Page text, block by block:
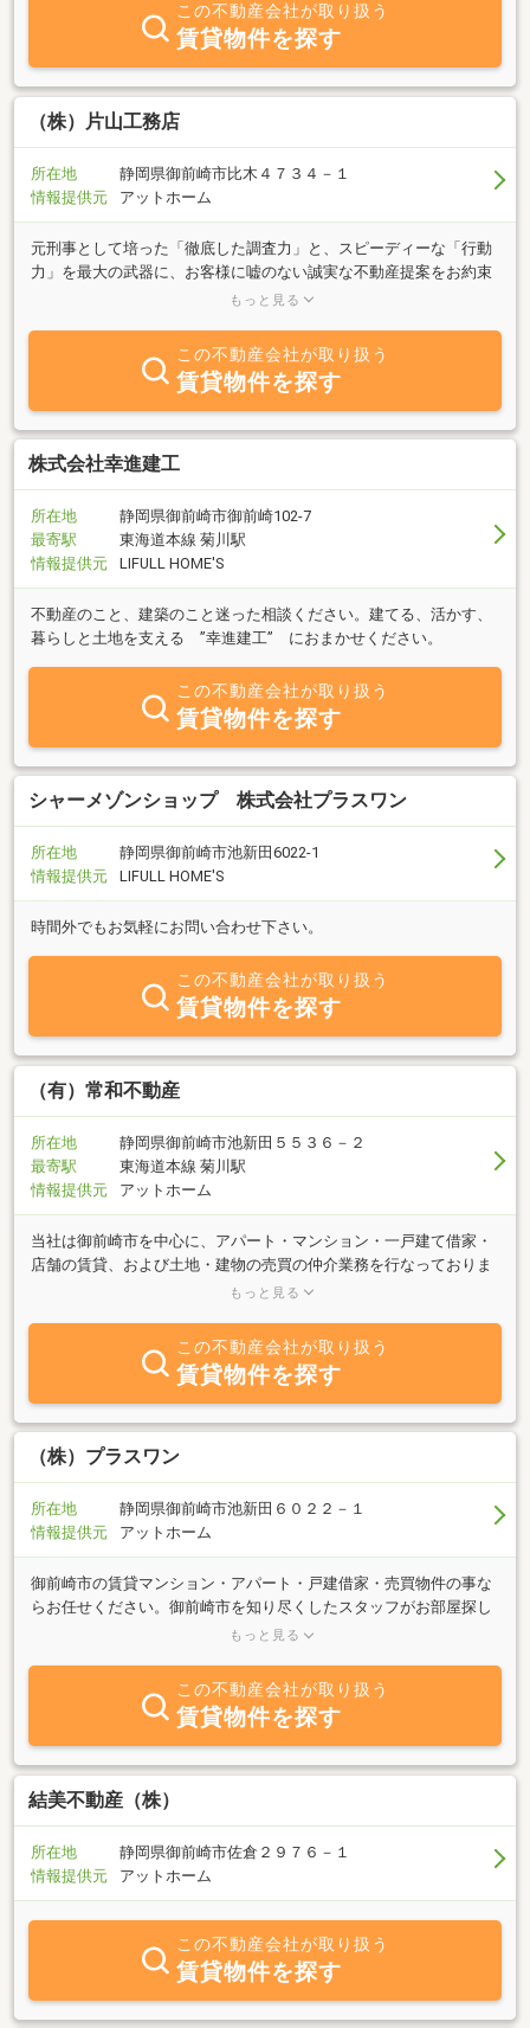
この不動産会社が取り扱う
賃貸物件を探す
（株）片山工務店
所在地
静岡県御前崎市比木４７３４－１
情報提供元
アットホーム
元刑事として培った「徹底した調査力」と、スピーディーな「行動
力」を最大の武器に、お客様に嘘のない誠実な不動産提案をお約束
します。戸建てや土地などの一般的な不動産売買にとどまらず、海
向けた「投資用物件」の取り扱いも得意としております。さらに、
不動産仲介だけで終わらないのが当社の強みです。中古住宅の再生
や新築など、高品質な「自社施工」による建築・リノベーションに
ワンストップで対応できるほか、お客様のご要望やプランに合わせ
て、信頼できる「地場の優良工務店」をご紹介することも可能で
す。「思い立ったらすぐ行動！」のフットワークの軽さを活かしつ
を徹底的に洗い出します。物件探しから建築、運用まで、代表の丈
祥がトータルサポートいたします。まずはお気軽にご相談くださ
い。
もっと見る
この不動産会社が取り扱う
賃貸物件を探す
株式会社幸進建工
所在地
静岡県御前崎市御前崎102-7
最寄駅
東海道本線 菊川駅
情報提供元
LIFULL HOME'S
不動産のこと、建築のこと迷った相談ください。建てる、活かす、
暮らしと土地を支える ”幸進建工” におまかせください。
この不動産会社が取り扱う
賃貸物件を探す
シャーメゾンショップ 株式会社プラスワン
所在地
静岡県御前崎市池新田6022-1
情報提供元
LIFULL HOME'S
時間外でもお気軽にお問い合わせ下さい。
この不動産会社が取り扱う
賃貸物件を探す
（有）常和不動産
所在地
静岡県御前崎市池新田５５３６－２
最寄駅
東海道本線 菊川駅
情報提供元
アットホーム
当社は御前崎市を中心に、アパート・マンション・一戸建て借家・
店舗の賃貸、および土地・建物の売買の仲介業務を行なっておりま
す。また、菊川市・掛川市（南部）の物件を取り扱っております。
もっと見る
この不動産会社が取り扱う
賃貸物件を探す
（株）プラスワン
所在地
静岡県御前崎市池新田６０２２－１
情報提供元
アットホーム
御前崎市の賃貸マンション・アパート・戸建借家・売買物件の事な
らお任せください。御前崎市を知り尽くしたスタッフがお部屋探し
のサポートをさせて頂きます！御前崎市の賃貸物件・売買物件の事
もっと見る
この不動産会社が取り扱う
賃貸物件を探す
結美不動産（株）
所在地
静岡県御前崎市佐倉２９７６－１
情報提供元
アットホーム
この不動産会社が取り扱う
賃貸物件を探す